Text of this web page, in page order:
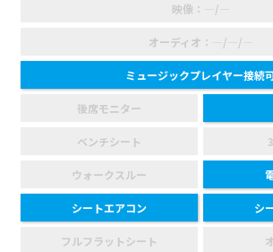
映像：―/―
オーディオ：―/―/―
ミュージックプレイヤー接続
後席モニター
ベンチシート
ウォークスルー
シートエアコン シ
フルフラットシート